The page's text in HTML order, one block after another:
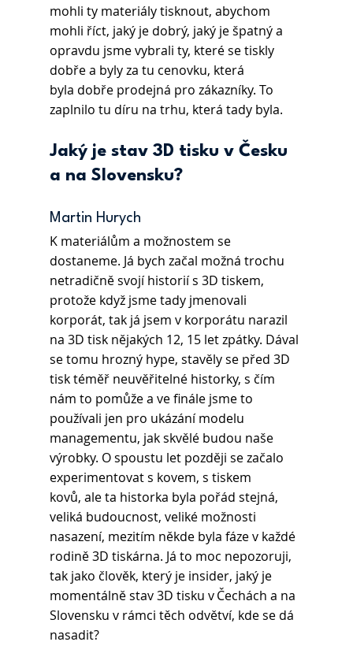
mohli ty materiály tisknout, abychom
mohli říct, jaký je dobrý, jaký je špatný a
opravdu jsme vybrali ty, které se tiskly
dobře a byly za tu cenovku, která
byla dobře prodejná pro zákazníky. To
zaplnilo tu díru na trhu, která tady byla.
Jaký je stav 3D tisku v Česku
a na Slovensku?
Martin Hurych
K materiálům a možnostem se
dostaneme. Já bych začal možná trochu
netradičně svojí historií s 3D tiskem,
protože když jsme tady jmenovali
korporát, tak já jsem v korporátu narazil
na 3D tisk nějakých 12, 15 let zpátky. Dával
se tomu hrozný hype, stavěly se před 3D
tisk téměř neuvěřitelné historky, s čím
nám to pomůže a ve finále jsme to
používali jen pro ukázání modelu
managementu, jak skvělé budou naše
výrobky. O spoustu let později se začalo
experimentovat s kovem, s tiskem
kovů, ale ta historka byla pořád stejná,
veliká budoucnost, veliké možnosti
nasazení, mezitím někde byla fáze v každé
rodině 3D tiskárna. Já to moc nepozoruji,
tak jako člověk, který je insider, jaký je
momentálně stav 3D tisku v Čechách a na
Slovensku v rámci těch odvětví, kde se dá
nasadit?